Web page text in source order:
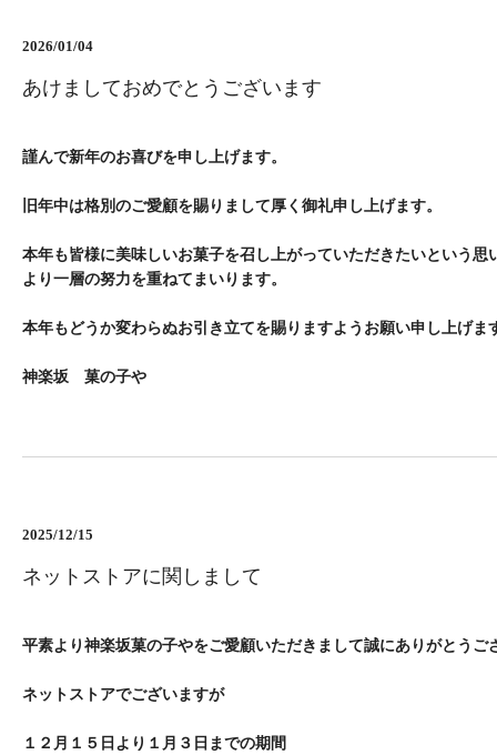
2026/01/04
あけましておめでとうございます
謹んで新年のお喜びを申し上げます。
旧年中は格別のご愛顧を賜りまして厚く御礼申し上げます。
本年も皆様に美味しいお菓子を召し上がっていただきたいという思
より一層の努力を重ねてまいります。
本年もどうか変わらぬお引き立てを賜りますようお願い申し上げま
神楽坂 菓の子や
2025/12/15
ネットストアに関しまして
平素より神楽坂菓の子やをご愛顧いただきまして誠にありがとうご
ネットストアでございますが
１２月１５日より１月３日までの期間